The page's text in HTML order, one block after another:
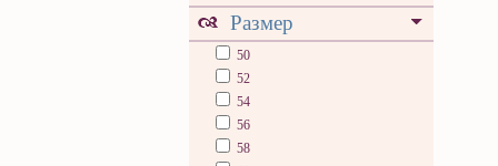
Размер
50
52
54
56
58